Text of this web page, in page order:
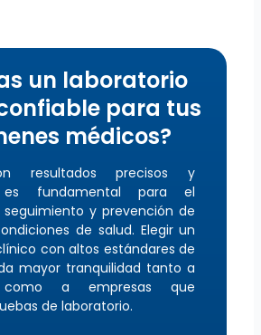
un laboratorio
para tus
médicos?
resultados precisos y
es fundamental para el
seguimiento y prevención de
de salud. Elegir un
con altos estándares de
mayor tranquilidad tanto a
como a empresas que
de laboratorio.